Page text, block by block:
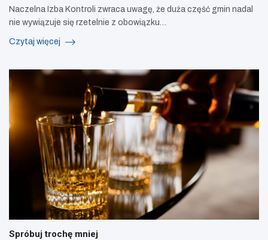
Naczelna Izba Kontroli zwraca uwagę, że duża część gmin nadal
nie wywiązuje się rzetelnie z obowiązku…
Czytaj więcej
Spróbuj trochę mniej